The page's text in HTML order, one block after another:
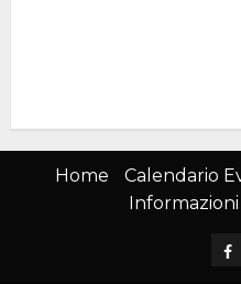
Home Calendario